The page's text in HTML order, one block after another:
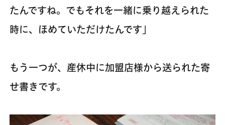
たんですね。でもそれを一緒に乗り越えられた
時に、ほめていただけたんです」
もう一つが、産休中に加盟店様から送られた寄
せ書きです。